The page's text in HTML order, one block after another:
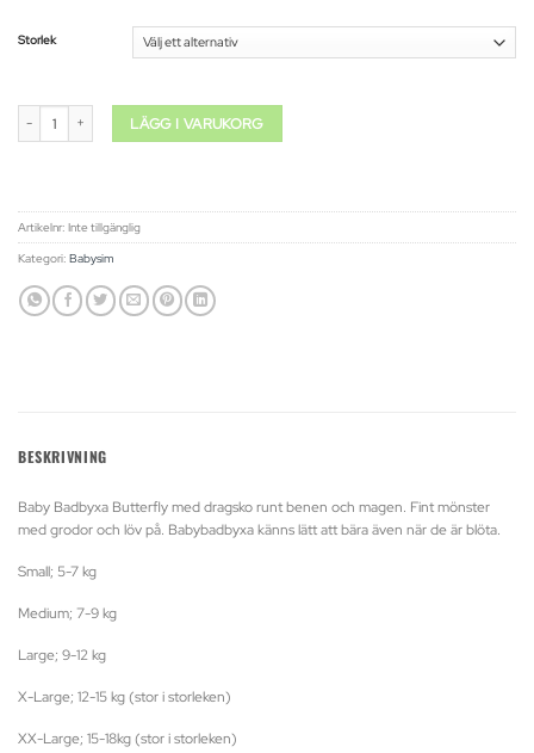
Storlek
Baby Badbyxa Butterfly mängdLÄGG I VARUKORG
Artikelnr: Inte tillgänglig
Kategori: Babysim
BESKRIVNING
Baby Badbyxa Butterfly med dragsko runt benen och magen. Fint mönster
med grodor och löv på. Babybadbyxa känns lätt att bära även när de är blöta.
Small; 5-7 kg
Medium; 7-9 kg
Large; 9-12 kg
X-Large; 12-15 kg (stor i storleken)
XX-Large; 15-18kg (stor i storleken)